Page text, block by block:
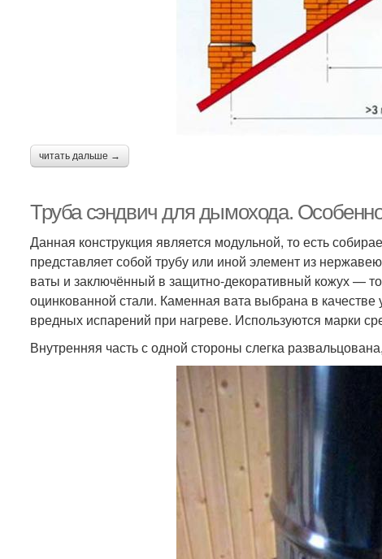
читать дальше →
Труба сэндвич для дымохода.
Данная конструкция является модульной, то есть
представляет собой трубу или иной элемент из
ваты и заключённый в защитно-декоративный кожух —
оцинкованной стали. Каменная вата выбрана в качестве
вредных испарений при нагреве. Используются марки
Внутренняя часть с одной стороны слегка